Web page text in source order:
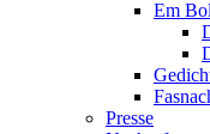
Em
Presse